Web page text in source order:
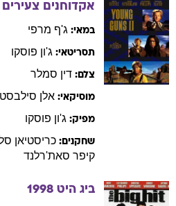
אקדוחנים צעירים II
במאי: ג'ף מרפי
תסריטאי: ג'ון פוסקו
צלם: דין סמלר
מוסיקאי: אלן
מפיק: ג'ון פוסקו
שחקנים: כריסטיאן
קיפר סאת'רלנד
ביג היט 1998